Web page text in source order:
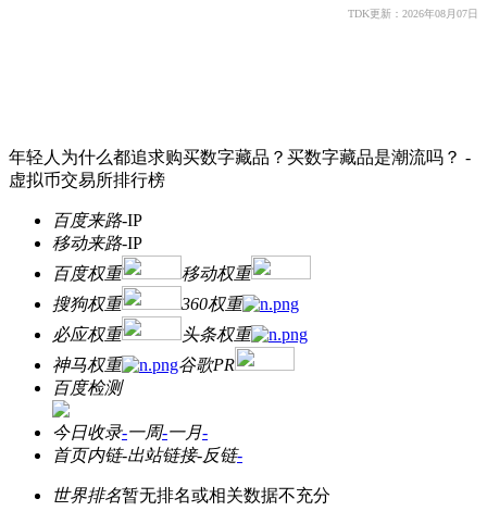
TDK更新：2026年08月07日
年轻人为什么都追求购买数字藏品？买数字藏品是潮流吗？ -
虚拟币交易所排行榜
百度来路-IP
移动来路-IP
百度权重
移动权重
搜狗权重
360权重
必应权重
头条权重
神马权重
谷歌PR
百度检测
今日收录-一周-一月-
首页内链-出站链接-反链-
世界排名暂无排名或相关数据不充分